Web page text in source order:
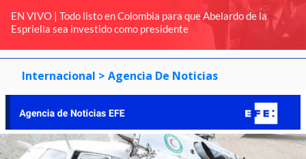
EN VIVO | Todo listo en Colombia para que Abelardo de la
Espriella sea investido como presidente
Internacional > Agencia De Noticias